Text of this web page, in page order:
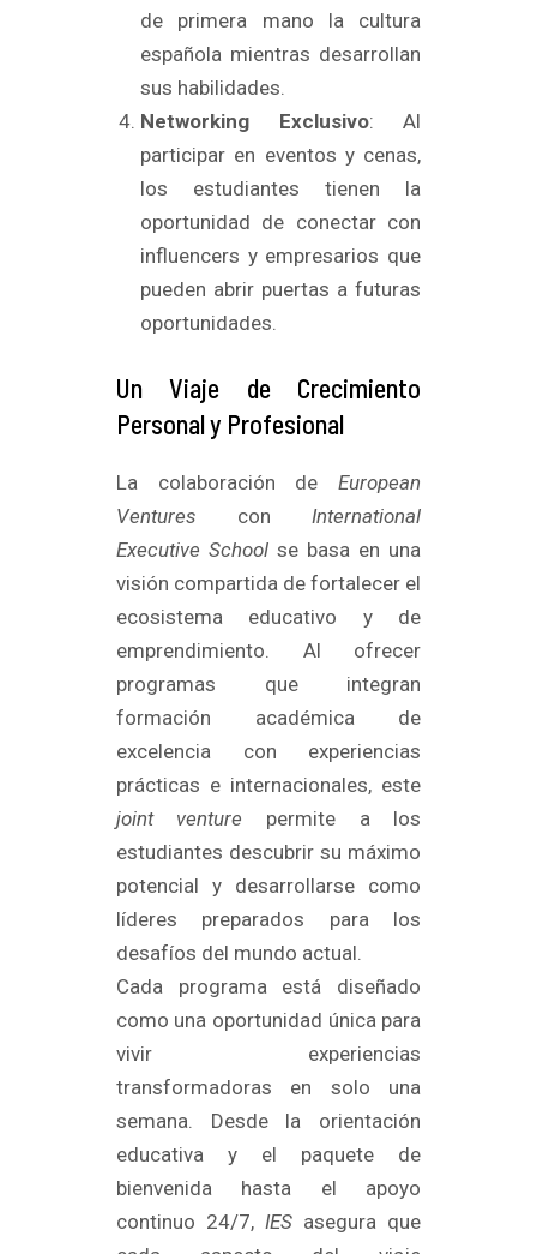
de primera mano la cultura
española mientras desarrollan
sus habilidades.
Networking Exclusivo: Al
participar en eventos y cenas,
los estudiantes tienen la
oportunidad de conectar con
influencers y empresarios que
pueden abrir puertas a futuras
oportunidades.
Un Viaje de Crecimiento
Personal y Profesional
La colaboración deEuropean
Ventures conInternational
Executive Schoolse basa en una
visión compartida de fortalecer el
ecosistema educativo y de
emprendimiento. Al ofrecer
programas que integran
formación académica de
excelencia con experiencias
prácticas e internacionales, este
joint venture permite a los
estudiantes descubrir su máximo
potencial y desarrollarse como
líderes preparados para los
desafíos del mundo actual.
Cada programa está diseñado
como una oportunidad única para
vivir experiencias
transformadoras en solo una
semana. Desde la orientación
educativa y el paquete de
bienvenida hasta el apoyo
continuo 24/7, IES asegura que